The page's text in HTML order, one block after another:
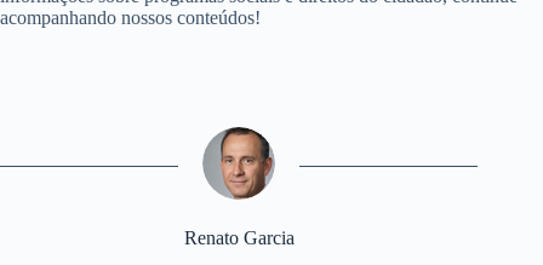
acompanhando nossos conteúdos!
Renato Garcia